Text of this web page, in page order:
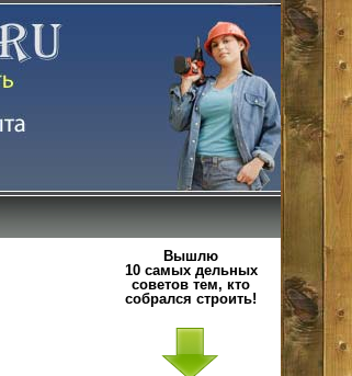
Вышлю
10 самых дельных
советов тем, кто
собрался строить!